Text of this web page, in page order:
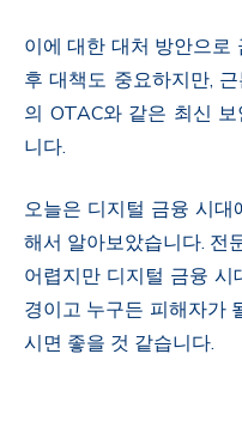
이에 대한 대처 방안으로
후 대책도 중요하지만,
의 OTAC와 같은 최신
니다.
오늘은 디지털 금융 시
해서 알아보았습니다. 전
어렵지만 디지털 금융
경이고 누구든 피해자가
시면 좋을 것 같습니다.